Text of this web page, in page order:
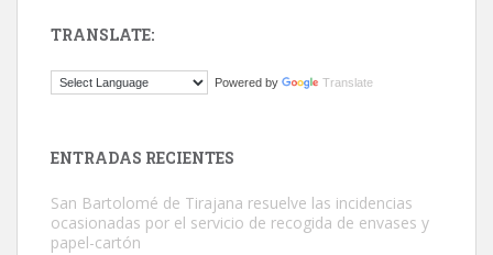
El ayuntamiento se va a llevar a Los Gatos callejeros de la zona los
TRANSLATE:
Powered by Translate
ENTRADAS RECIENTES
San Bartolomé de Tirajana resuelve las incidencias
ocasionadas por el servicio de recogida de envases y
papel-cartón